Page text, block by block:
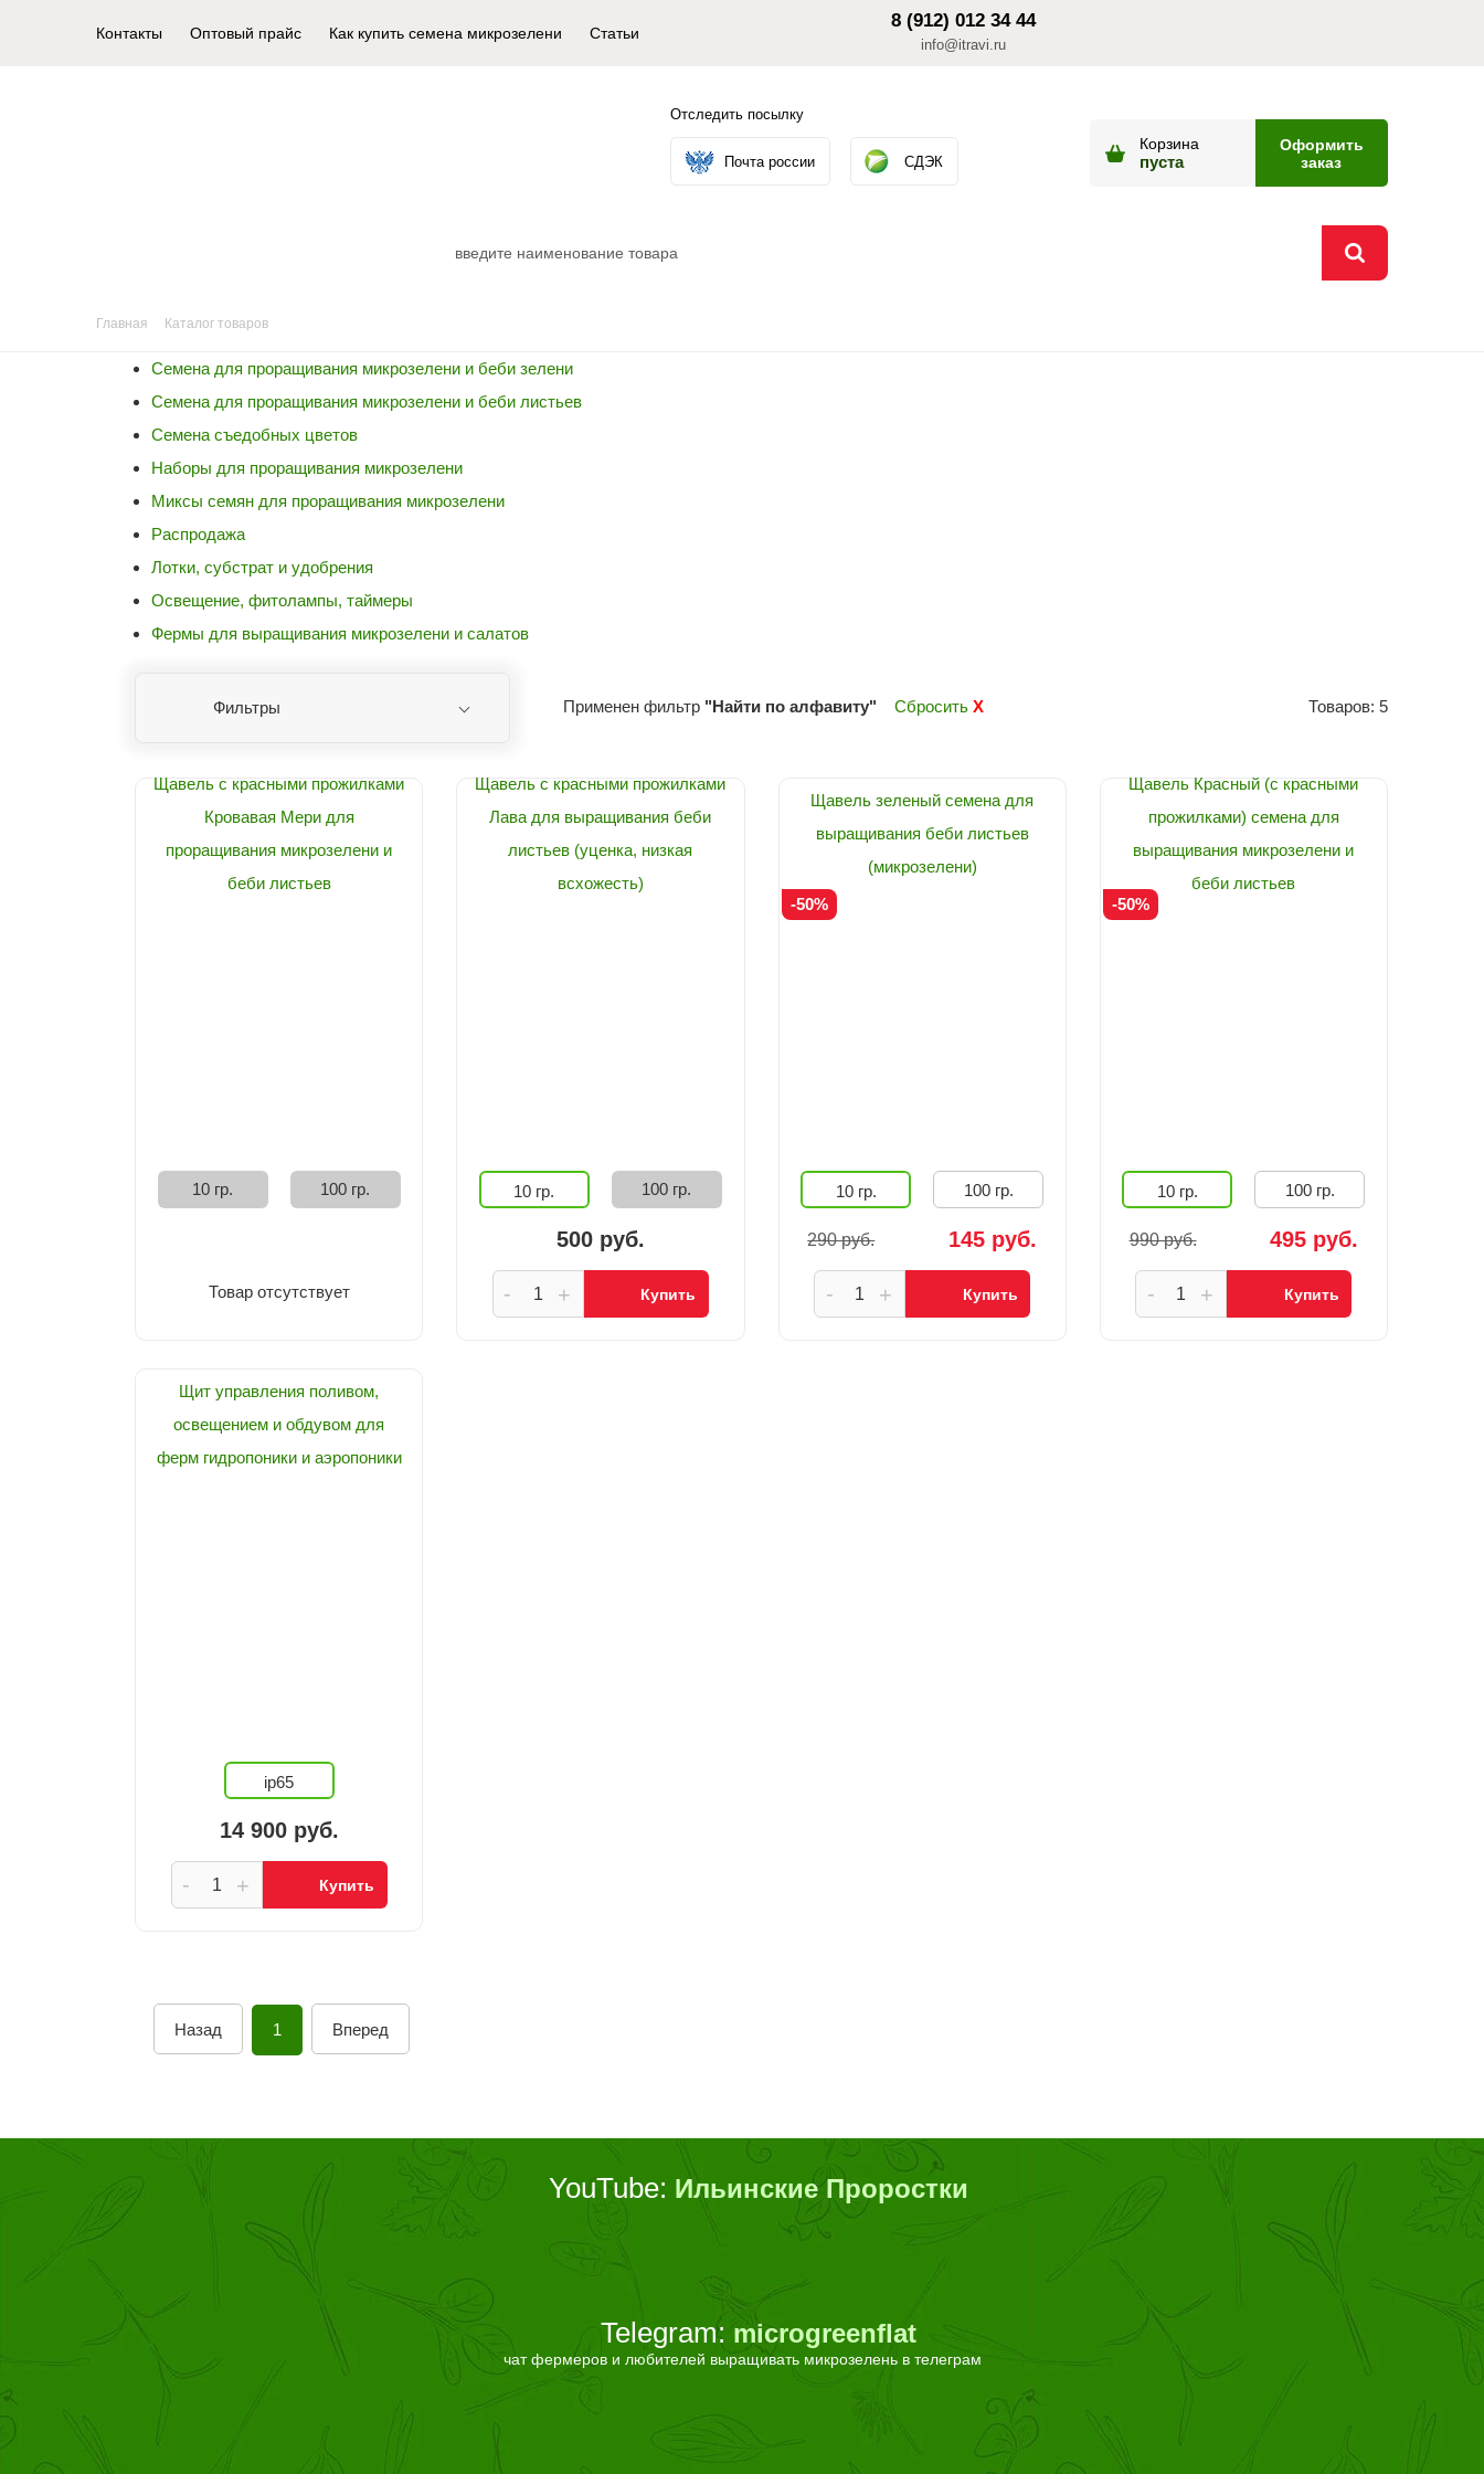
Контакты Оптовый прайс Как купить семена микрозелени Статьи
8 (912) 012 34 44
info@itravi.ru
Отследить посылку
Почта россии СДЭК
Корзина
пуста
Оформить
заказ
Главная Каталог товаров
Семена для проращивания микрозелени и беби зелени
Семена для проращивания микрозелени и беби листьев
Семена съедобных цветов
Наборы для проращивания микрозелени
Миксы семян для проращивания микрозелени
Распродажа
Лотки, субстрат и удобрения
Освещение, фитолампы, таймеры
Фермы для выращивания микрозелени и салатов
Фильтры Применен фильтр "Найти по алфавиту" СброситьX Товаров: 5
Щавель с красными прожилками
Кровавая Мери для
проращивания микрозелени и
беби листьев
10 гр. 100 гр.
Товар отсутствует
Щавель с красными прожилками
Лава для выращивания беби
листьев (уценка, низкая
всхожесть)
10 гр. 100 гр.
500 руб.
+
- Купить
Щавель зеленый семена для
выращивания беби листьев
(микрозелени)
-50%
10 гр. 100 гр.
290 руб. 145 руб.
+
- Купить
Щавель Красный (с красными
прожилками) семена для
выращивания микрозелени и
беби листьев
-50%
10 гр. 100 гр.
990 руб. 495 руб.
+
- Купить
Щит управления поливом,
освещением и обдувом для
ферм гидропоники и аэропоники
ip65
14 900 руб.
+
- Купить
Назад 1 Вперед
YouTube: Ильинские Проростки
Telegram: microgreenflat
чат фермеров и любителей выращивать микрозелень в телеграм